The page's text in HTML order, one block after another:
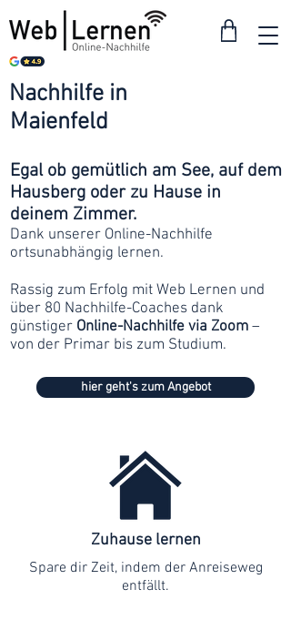
Maienfeld
Nachhilfe in
Egal ob gemütlich am See, auf dem
Hausberg oder zu Hause in
deinem Zimmer.
Dank unserer Online-Nachhilfe
ortsunabhängig lernen.
Rassig zum Erfolg mit Web Lernen und
über 80 Nachhilfe-Coaches dank
günstiger Online-Nachhilfe via Zoom –
von der Primar bis zum Studium.
hier geht's zum Angebot
Zuhause lernen
Spare dir Zeit, indem der Anreiseweg
entfällt.